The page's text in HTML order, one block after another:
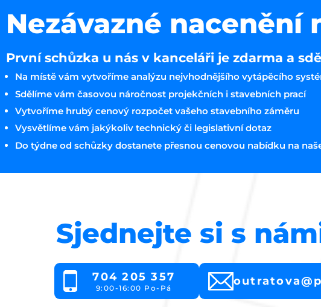
Nezávazné nacenění
První schůzka u nás v kanceláři je zdarma a
Na místě vám vytvoříme analýzu nejvhodnějšího vytápěcího
Sdělíme vám časovou náročnost projekčních i stavebních prací
Vytvoříme hrubý cenový rozpočet vašeho stavebního záměru
Vysvětlíme vám jakýkoliv technický či legislativní dotaz
Do týdne od schůzky dostanete přesnou cenovou nabídku na
Sjednejte si s
704 205 357
9:00-16:00 Po-Pá